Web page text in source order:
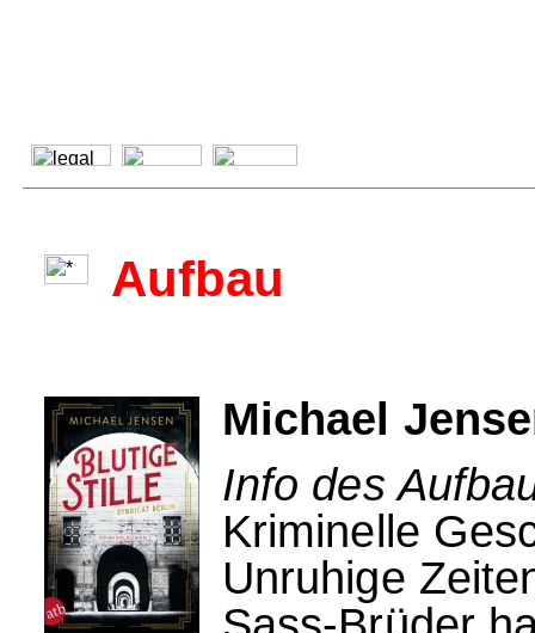
Aufbau
Michael
Info des
Kriminelle
Unruhige